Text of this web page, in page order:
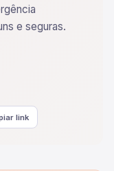
e seguras.
link